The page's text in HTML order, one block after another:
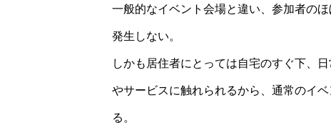
一般的なイベント会場と違い、参加者の
発生しない。
しかも居住者にとっては自宅のすぐ下、
やサービスに触れられるから、通常のイ
る。